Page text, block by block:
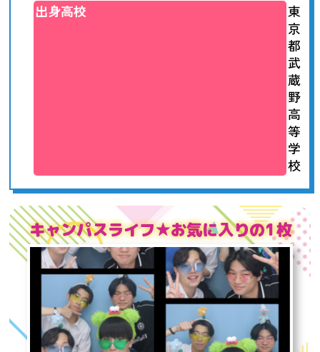
出身高校
東
京
都
武
蔵
野
高
等
学
校
キャンパスライフ★お気に入りの1枚